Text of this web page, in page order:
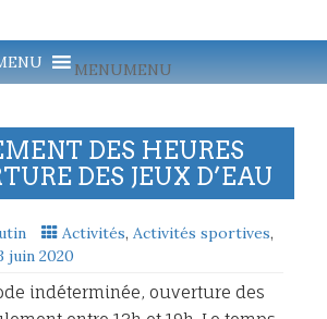
MENUMENU
DES HEURES
DES JEUX D’EAU
Activités, Activités sportives,
juin 2020
indéterminée, ouverture des